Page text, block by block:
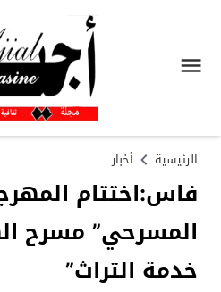
الرئيسية أخبار
فاس:اختتام
المسرحي” مسرح
خدمة التراث”